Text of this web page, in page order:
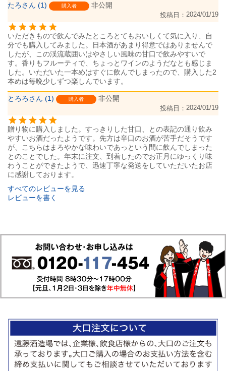
たろ
1 購入者 非公開
投稿日 2024/01/19
いただきもので飲んでみたところとてもおいしくて気に入り、自
分でも購入してみました。日本酒があまり得意ではありませんで
したが、この渓流蔵囲いはやさしい風味の甘口で飲みやすいで
す。香りもフルーティで、ちょっとワインのようだなとも感じま
した。いただいた一本めはすぐに飲んでしまったので、購入した2
本めは毎晩少しずつ楽しんでいます。
とろろ 1 購入者 非公開
投稿日 2024/01/19
贈り物に購入しました。すっきりした甘口、との表記の通り飲み
やすいお酒だったようです。先方は辛口のお酒が苦手だそうです
が、こちらはまろやかな味わいであっという間に飲んでしまった
とのことでした。年末に注文、到着したのでお正月にゆっくり味
わうことができたようで、迅速丁寧な発送をしていただいたお店
に感謝しております。
すべてのレビューを見る
レビューを書く